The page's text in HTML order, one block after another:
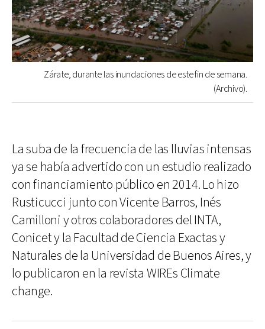
Zárate, durante las inundaciones de este fin de semana.
(Archivo).
La suba de la frecuencia de las lluvias intensas
ya se había advertido con un estudio realizado
con financiamiento público en 2014. Lo hizo
Rusticucci junto con Vicente Barros, Inés
Camilloni y otros colaboradores del INTA,
Conicet y la Facultad de Ciencia Exactas y
Naturales de la Universidad de Buenos Aires, y
lo publicaron en la revista WIREs Climate
change.